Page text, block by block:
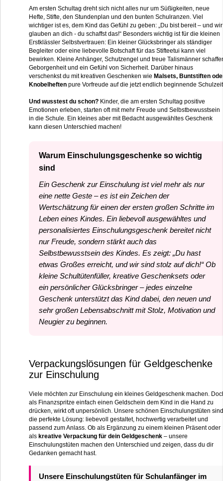
Am ersten Schultag dreht sich nicht alles nur um Süßigkeiten, neue
Hefte, Stifte, den Stundenplan und den bunten Schulranzen. Viel
wichtiger ist es, dem Kind das Gefühl zu geben: „Du bist bereit – und wir
glauben an dich - du schaffst das!“ Besonders wichtig ist für die kleinen
Erstklässler Selbstvertrauen: Ein kleiner Glücksbringer als ständiger
Begleiter oder eine liebevolle Botschaft für das Stifteetui kann viel
bewirken. Kleine Anhänger, Schutzengel und treue Talismänner
Geborgenheit und ein Gefühl von Sicherheit. Darüber hinaus
verschenkst du mit kreativen Geschenken wie Malsets, Buntstiften
Knobelheften pure Vorfreude auf die jetzt endlich beginnende
Und wusstest du schon? Kinder, die am ersten Schultag positive
Emotionen erleben, starten oft mit mehr Freude und Selbstbewusstsein
in die Schule. Ein kleines aber mit Bedacht ausgewähltes Geschenk
kann diesen Unterschied machen!
Warum Einschulungsgeschenke so wichtig
sind
Ein Geschenk zur Einschulung ist viel mehr als nur
eine nette Geste – es ist ein Zeichen der
Wertschätzung für einen der ersten großen Schritte im
Leben eines Kindes. Ein liebevoll ausgewähltes und
personalisiertes Einschulungsgeschenk bereitet nicht
nur Freude, sondern stärkt auch das
Selbstbewusstsein des Kindes. Es zeigt: „Du hast
etwas Großes erreicht, und wir sind stolz auf dich!“ Ob
kleine Schultütenfüller, kreative Geschenksets oder
ein persönlicher Glücksbringer – jedes einzelne
Geschenk unterstützt das Kind dabei, den neuen und
sehr großen Lebensabschnitt mit Stolz, Motivation und
Neugier zu beginnen.
Verpackungslösungen für Geldgeschenke
zur Einschulung
Viele möchten zur Einschulung ein kleines Geldgeschenk machen.
als Finanzspritze einfach einen Geldschein dem Kind in die Hand zu
drücken, wirkt oft unpersönlich. Unsere schönen Einschulungstüten sind
die perfekte Lösung: liebevoll gestaltet, hochwertig verarbeitet und
passend zum Anlass. Ob als Ergänzung zu einem kleinen Präsent oder
als kreative Verpackung für dein Geldgeschenk – unsere
Einschulungstüten machen den Unterschied und zeigen, dass du dir
Gedanken gemacht hast.
Unsere Einschulungstüten für Schulanfänger im